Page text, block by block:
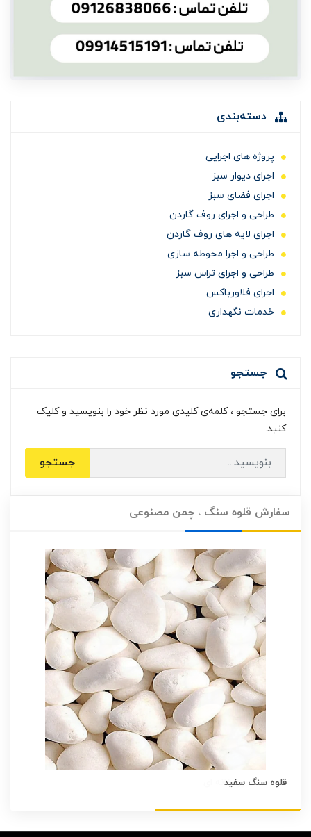
دسته‌بندی
پروژه های اجرایی
اجرای دیوار سبز
اجرای فضای سبز
طراحی و اجرای روف گاردن
اجرای لایه های روف گاردن
طراحی و اجرا محوطه سازی
طراحی و اجرای تراس سبز
اجرای فلاورباکس
خدمات نگهداری
جستجو
برای جستجو ، کلمه‌ی کلیدی مورد نظر خود را بنویسید و کلیک
کنید.
جستجو
سفارش قلوه سنگ ، چمن مصنوعی
قلوه سنگ سفید